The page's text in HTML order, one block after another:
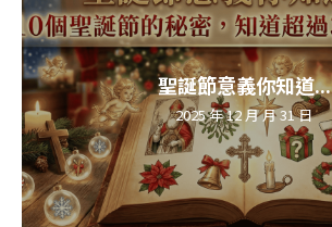
聖誕節意義你知道...
2025 年 12 月 月 31 日